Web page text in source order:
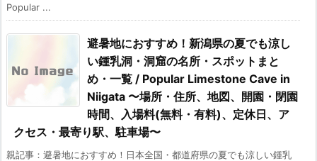
Popular ...
避暑地におすすめ！新潟県の夏でも涼し
い鍾乳洞・洞窟の名所・スポットまと
め・一覧 / Popular Limestone Cave in
Niigata 〜場所・住所、地図、開園・閉園
時間、入場料(無料・有料)、定休日、ア
クセス・最寄り駅、駐車場〜
親記事：避暑地におすすめ！日本全国・都道府県の夏でも涼しい鍾乳